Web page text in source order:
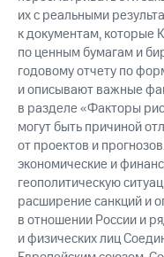
их с реальными
к документам, которые
по ценным бумагам и
годовому отчету по
и описывают важные
в разделе «Факторы
могут быть причиной
от проектов и
экономические и
геополитическую
расширение санкций и
в отношении России и
и физических лиц